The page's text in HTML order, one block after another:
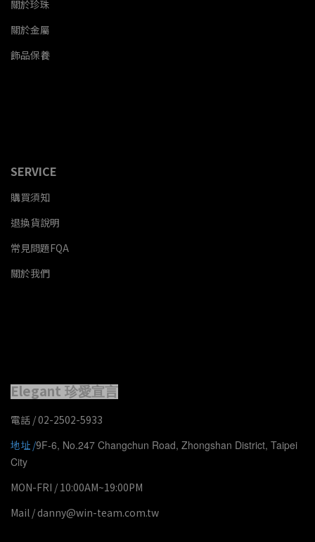
關於珍珠
關於金屬
飾品保養
SERVICE
購買須知
退換貨說明
常見問題FQA
關於我們
Elegant 珍愛宣言
電話 / 02-2502-5933
地址 /9F-6, No.247 Changchun Road, Zhongshan District, Taipei
City
MON-FRI / 10:00AM~19:00PM
Mail / danny@win-team.com.tw